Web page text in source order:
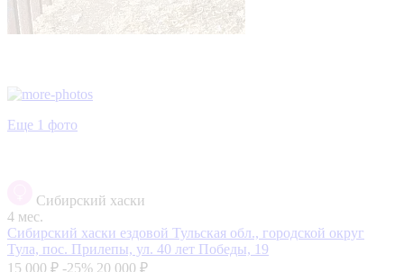
Еще 1 фото
Сибирский хаски
4 мес.
Сибирский хаски ездовой Тульская обл., городской округ
Тула, пос. Прилепы, ул. 40 лет Победы, 19
15 000 ₽ -25% 20 000 ₽